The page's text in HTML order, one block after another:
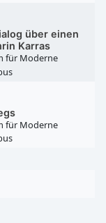
über einen
Karras
für Moderne
für Moderne